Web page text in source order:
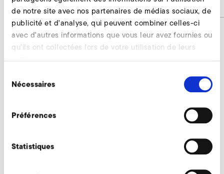
de notre site avec nos partenaires de médias sociaux, de
publicité et d'analyse, qui peuvent combiner celles-ci
avec d'autres informations que vous leur avez fournies ou
qu'ils ont collectées lors de votre utilisation de leurs
duNécessaires
Préférences
Statistiques
Numéro d'article
9001443
Nos experts restent à votre disposition.